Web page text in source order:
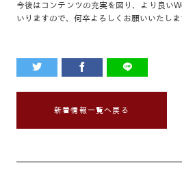
今後はコンテンツの充実を図り、より良い
いりますので、何卒よろしくお願いいたしま
新着情報一覧へ戻る